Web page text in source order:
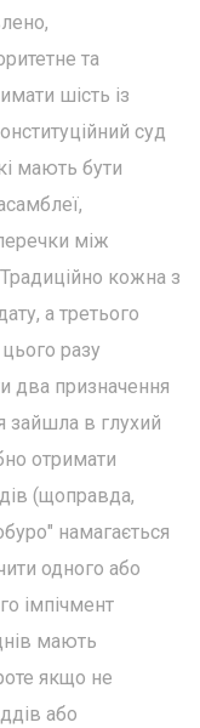
та
шість із
суд
мають бути
між
кожна з
а третього
разу
два призначення
зайшла в глухий
отримати
(щоправда,
намагається
одного або
імпічмент
мають
якщо не
або